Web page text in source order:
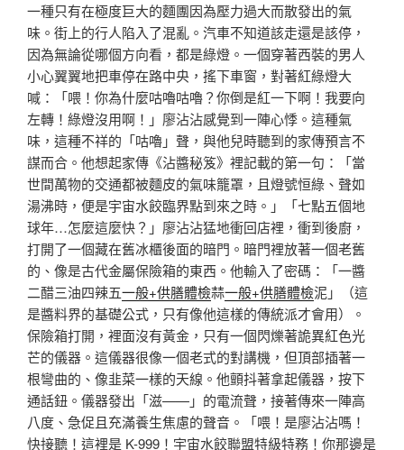
一種只有在極度巨大的麵團因為壓力過大而散發出的氣
味。街上的行人陷入了混亂。汽車不知道該走還是該停，
因為無論從哪個方向看，都是綠燈。一個穿著西裝的男人
小心翼翼地把車停在路中央，搖下車窗，對著紅綠燈大
喊：「喂！你為什麼咕嚕咕嚕？你倒是紅一下啊！我要向
左轉！綠燈沒用啊！」廖沾沾感覺到一陣心悸。這種氣
味，這種不祥的「咕嚕」聲，與他兒時聽到的家傳預言不
謀而合。他想起家傳《沾醬秘笈》裡記載的第一句：「當
世間萬物的交通都被麵皮的氣味籠罩，且燈號恒綠、聲如
湯沸時，便是宇宙水餃臨界點到來之時。」「七點五個地
球年…怎麼這麼快？」廖沾沾猛地衝回店裡，衝到後廚，
打開了一個藏在舊冰櫃後面的暗門。暗門裡放著一個老舊
的、像是古代金屬保險箱的東西。他輸入了密碼：「一醬
二醋三油四辣五一般+供膳體檢蒜一般+供膳體檢泥」（這
是醬料界的基礎公式，只有像他這樣的傳統派才會用）。
保險箱打開，裡面沒有黃金，只有一個閃爍著詭異紅色光
芒的儀器。這儀器很像一個老式的對講機，但頂部插著一
根彎曲的、像韭菜一樣的天線。他顫抖著拿起儀器，按下
通話鈕。儀器發出「滋——」的電流聲，接著傳來一陣高
八度、急促且充滿養生焦慮的聲音。「喂！是廖沾沾嗎！
快接聽！這裡是 K-999！宇宙水餃聯盟特級特務！你那邊是